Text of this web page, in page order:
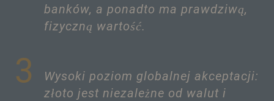
banków, a ponadto ma prawdziwą,
fizyczną wartość.
3
Wysoki poziom globalnej akceptacji:
złoto jest niezależne od walut i